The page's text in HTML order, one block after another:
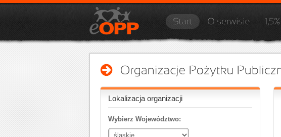
Lokalizacja organizacji
Wybierz Województwo: